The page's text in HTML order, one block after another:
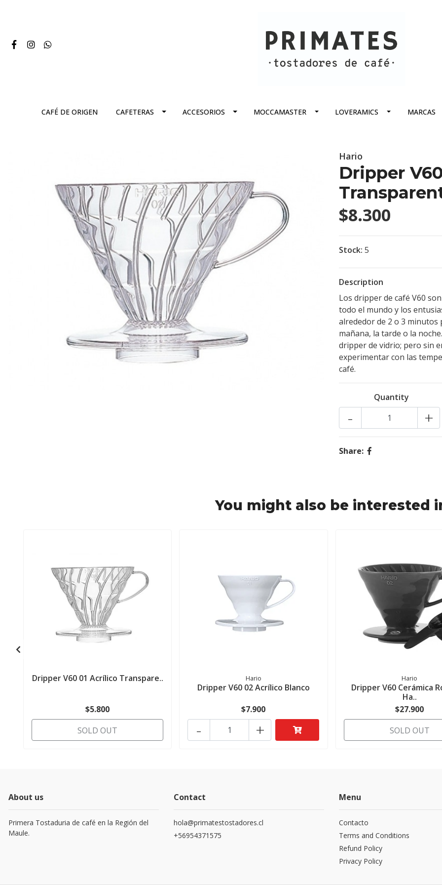
CAFÉ DE ORIGEN CAFETERAS ACCESORIOS MOCCAMASTER LOVERAMICS MARCAS
Hario
Dripper
$8.300
Stock: 5
Description
Los dripper de café V60
todo el mundo y los
alrededor de 2 o 3
mañana, la tarde o la
dripper de vidrio; pero sin
experimentar con las
café.
Quantity
+
-
Share:
You might also be interested
Dripper V60 01 Acrílico Transpare..
$5.800
SOLD OUT
Hario
Dripper V60 02 Acrílico Blanco
$7.900
+
-
Hario
Dripper V60 Cerámica
Ha..
$27.900
SOLD OUT
About us
Primera Tostaduria de café en la Región del
Maule.
Contact
hola@primatestostadores.cl
+56954371575
Menu
Contacto
Terms and Conditions
Refund Policy
Privacy Policy